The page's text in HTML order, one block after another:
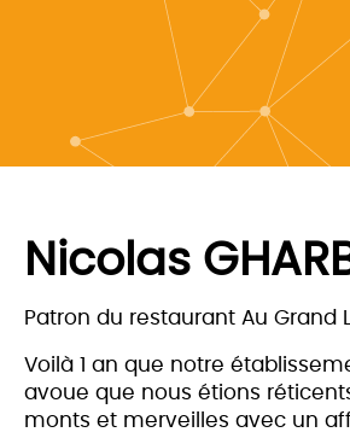
Nicolas
Patron du restaurant Au Grand
Voilà 1 an que notre
avoue que nous étions
monts et merveilles avec un